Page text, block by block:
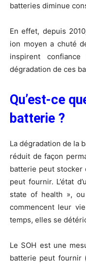
batteries diminue
En effet, depuis
ion moyen a chuté
inspirent
dégradation de ces
Qu’est-ce
batterie ?
La dégradation de la
réduit de façon
batterie peut stocker
peut fournir. L’état
state of health »,
commencent leur
temps, elles se
Le SOH est une
batterie peut fournir